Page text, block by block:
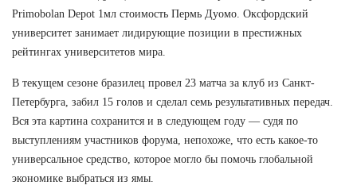
Primobolan Depot 1мл стоимость Пермь Дуомо. Оксфордский
университет занимает лидирующие позиции в престижных
рейтингах университетов мира.
В текущем сезоне бразилец провел 23 матча за клуб из Санкт-
Петербурга, забил 15 голов и сделал семь результативных передач.
Вся эта картина сохранится и в следующем году — судя по
выступлениям участников форума, непохоже, что есть какое-то
универсальное средство, которое могло бы помочь глобальной
экономике выбраться из ямы.